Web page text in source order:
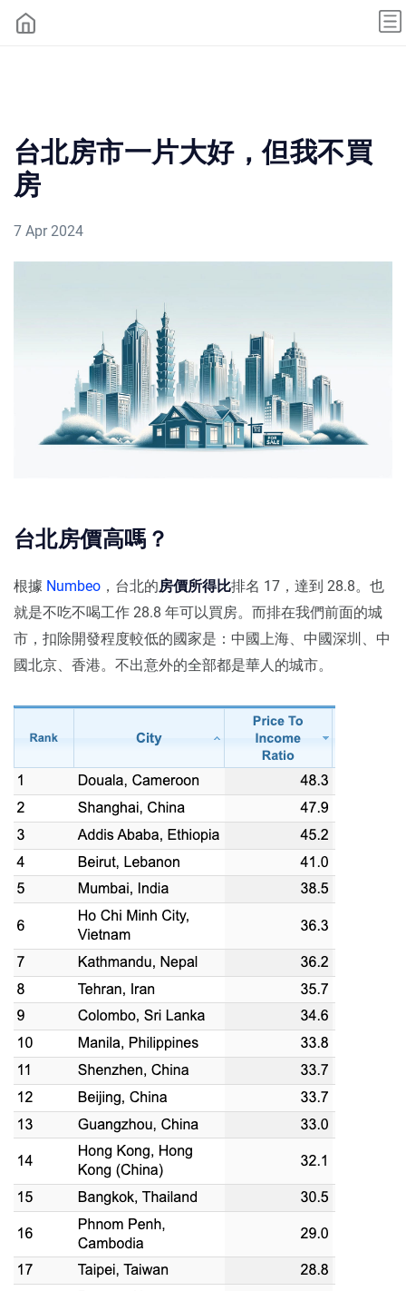
台北房市一片大好，但我不買
房
7 Apr 2024
台北房價高嗎？
根據 Numbeo ，台北的房價所得比排名 17，達到 28.8。也
就是不吃不喝工作 28.8 年可以買房。而排在我們前面的城
市，扣除開發程度較低的國家是：中國上海、中國深圳、中
國北京、香港。不出意外的全部都是華人的城市。